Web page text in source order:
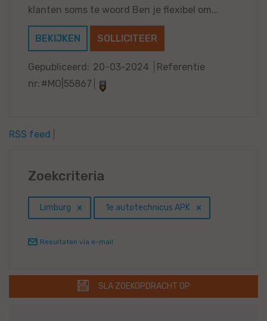
klanten soms te woord Ben je flexibel om...
BEKIJKEN SOLLICITEER
Gepubliceerd: 20-03-2024
Referentie
nr: #MO|55867
RSS feed
Zoekcriteria
Limburg 1e autotechnicus APK
Resultaten via e-mail
SLA ZOEKOPDRACHT OP